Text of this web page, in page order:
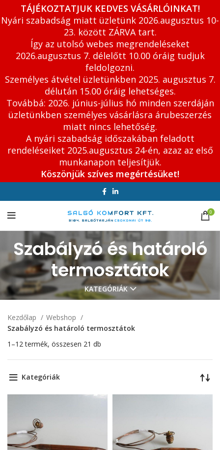
TÁJÉKOZTATJUK KEDVES VÁSÁRLÓINKAT!
Nyári szabadság miatt üzletünk 2026.augusztus 10-
23. között ZÁRVA tart.
Így az utolsó webes megrendeléseket
2026.augusztus 7. délelőtt 10.00 óráig tudjuk
feldolgozni.
Személyes átvétel üzletünkben 2025. augusztus 7.
délután 15.00 óráig lehetséges.
Továbbá: 2026. június-július hó minden szerdáján
üzletünkben személyes vásárlásra árubeszerzés
miatt nincs lehetőség.
A nyári szabadság időszakában feladott
rendeléseiket 2025.augusztus 24-én, azaz az első
munkanapon teljesítjük.
Köszönjük szíves megértésüket!
0
Szabályzó és határoló
termosztátok
KATEGÓRIÁK
Kezdőlap
Webshop
Szabályzó és határoló termosztátok
1–12 termék, összesen 21 db
Kategóriák